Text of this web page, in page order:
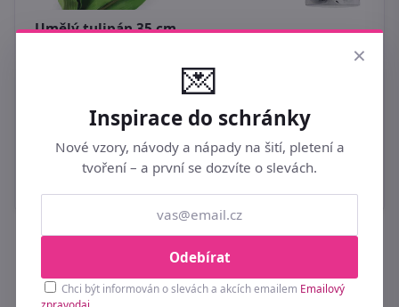
Umělý tulipán 35 cm
Kovová rolnička
139 Kč
Buďte první u novinek a slev 💌
Přihlaste se k odběru a získejte tipy na nové
×
💌
Inspirace do schránky
Nové vzory, návody a nápady na šití, pletení a
tvoření – a první se dozvíte o slevách.
Odebírat
Chci být informován o slevách a akcích emailem Emailový